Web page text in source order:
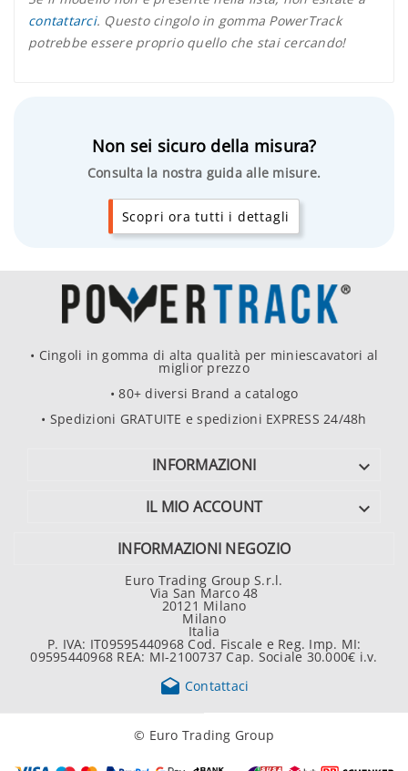
contattarci. Questo cingolo in gomma PowerTrack
potrebbe essere proprio quello che stai cercando!
Non sei sicuro della misura?
Consulta la nostra guida alle misure.
Scopri ora tutti i dettagli
• Cingoli in gomma di alta qualità per miniescavatori al
miglior prezzo
• 80+ diversi Brand a catalogo
• Spedizioni GRATUITE e spedizioni EXPRESS 24/48h
INFORMAZIONI 
IL MIO ACCOUNT 
INFORMAZIONI NEGOZIO
Euro Trading Group S.r.l.
Via San Marco 48
20121 Milano
Milano
Italia
P. IVA: IT09595440968 Cod. Fiscale e Reg. Imp. MI:
09595440968 REA: MI-2100737 Cap. Sociale 30.000€ i.v.
 Contattaci
© Euro Trading Group